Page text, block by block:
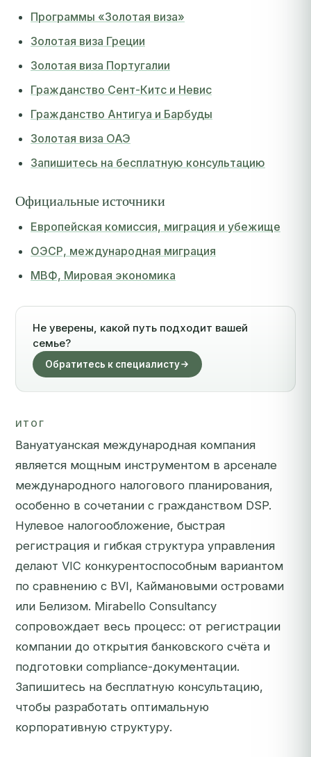
Программы «Золотая виза»
Золотая виза Греции
Золотая виза Португалии
Гражданство Сент-Китс и Невис
Гражданство Антигуа и Барбуды
Золотая виза ОАЭ
Запишитесь на бесплатную консультацию
Официальные источники
Европейская комиссия, миграция и убежище
ОЭСР, международная миграция
МВФ, Мировая экономика
Не уверены, какой путь подходит вашей
семье?
Обратитесь к специалисту
ИТОГ
Вануатуанская международная компания
является мощным инструментом в арсенале
международного налогового планирования,
особенно в сочетании с гражданством DSP.
Нулевое налогообложение, быстрая
регистрация и гибкая структура управления
делают VIC конкурентоспособным вариантом
по сравнению с BVI, Каймановыми островами
или Белизом. Mirabello Consultancy
сопровождает весь процесс: от регистрации
компании до открытия банковского счёта и
подготовки compliance-документации.
Запишитесь на бесплатную консультацию,
чтобы разработать оптимальную
корпоративную структуру.